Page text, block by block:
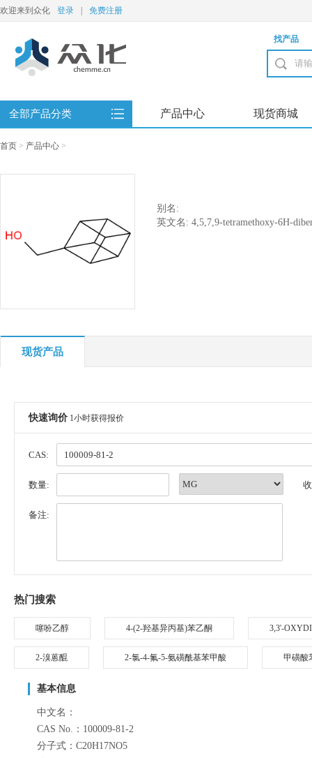
欢迎来到众化 登录 免费注册
找产品
全部产品分类 产品中心 现货商城
首页 > 产品中心 >
别名:
英文名: 4,5,7,9-tetramethoxy-6H-
现货产品
快速询价 1小时获得报价
CAS:
数量:
备注:
热门搜索
噻吩乙醇 4-(2-羟基异丙基)苯乙酮 3,3'-
2-溴蒽醌 2-氯-4-氟-5-氨磺酰基苯甲酸 甲磺酸
基本信息
中文名：
CAS No.：100009-81-2
分子式：C20H17NO5